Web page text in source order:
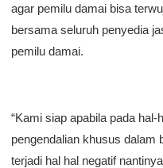
agar pemilu damai bisa
bersama seluruh penyedia
pemilu damai.
“Kami siap apabila pada
pengendalian khusus dalam
terjadi hal hal negatif